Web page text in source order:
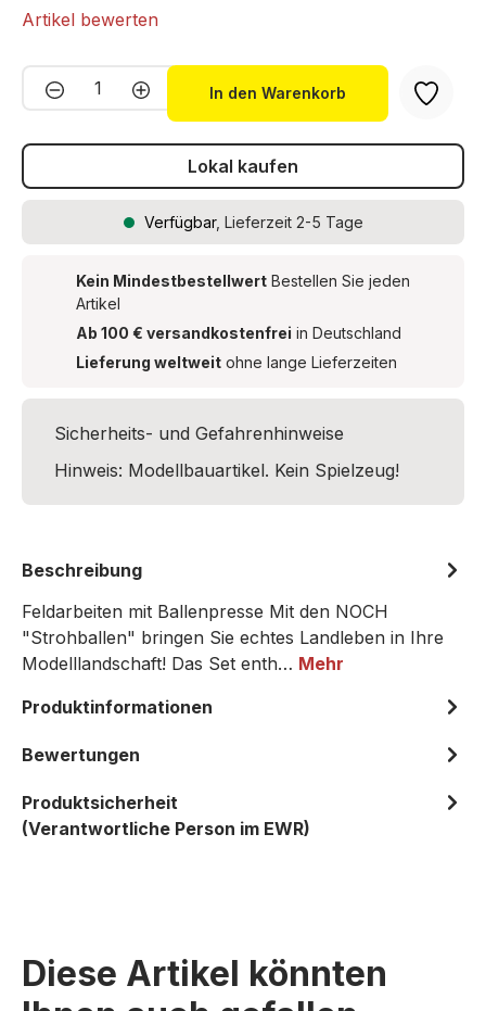
Artikel bewerten
Produkt Anzahl: Gib den
In den Warenkorb
Lokal kaufen
Verfügbar, Lieferzeit 2-5 Tage
Kein Mindestbestellwert Bestellen Sie jeden
Artikel
Ab 100 € versandkostenfrei in Deutschland
Lieferung weltweit ohne lange Lieferzeiten
Sicherheits- und Gefahrenhinweise
Hinweis: Modellbauartikel. Kein Spielzeug!
Beschreibung
Feldarbeiten mit Ballenpresse Mit den NOCH
"Strohballen" bringen Sie echtes Landleben in Ihre
Modelllandschaft! Das Set enth… Mehr
Produktinformationen
Bewertungen
Produktsicherheit
(Verantwortliche Person im EWR)
Diese Artikel könnten